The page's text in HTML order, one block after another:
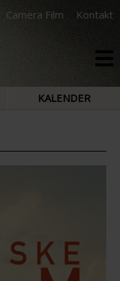
Camera Film Kontakt
KALENDER